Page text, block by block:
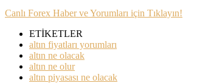
Canlı Forex Haber ve Yorumları için Tıklayın!
ETİKETLER
altın fiyatları yorumları
altın ne olacak
altın ne olur
altın piyasası ne olacak